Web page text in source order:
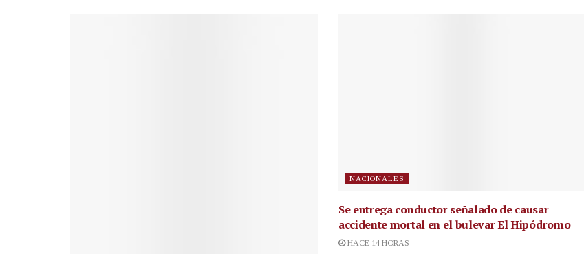
NACIONALES
Se entrega conductor señalado de causar
accidente mortal en el bulevar El Hipódromo
HACE 14 HORAS